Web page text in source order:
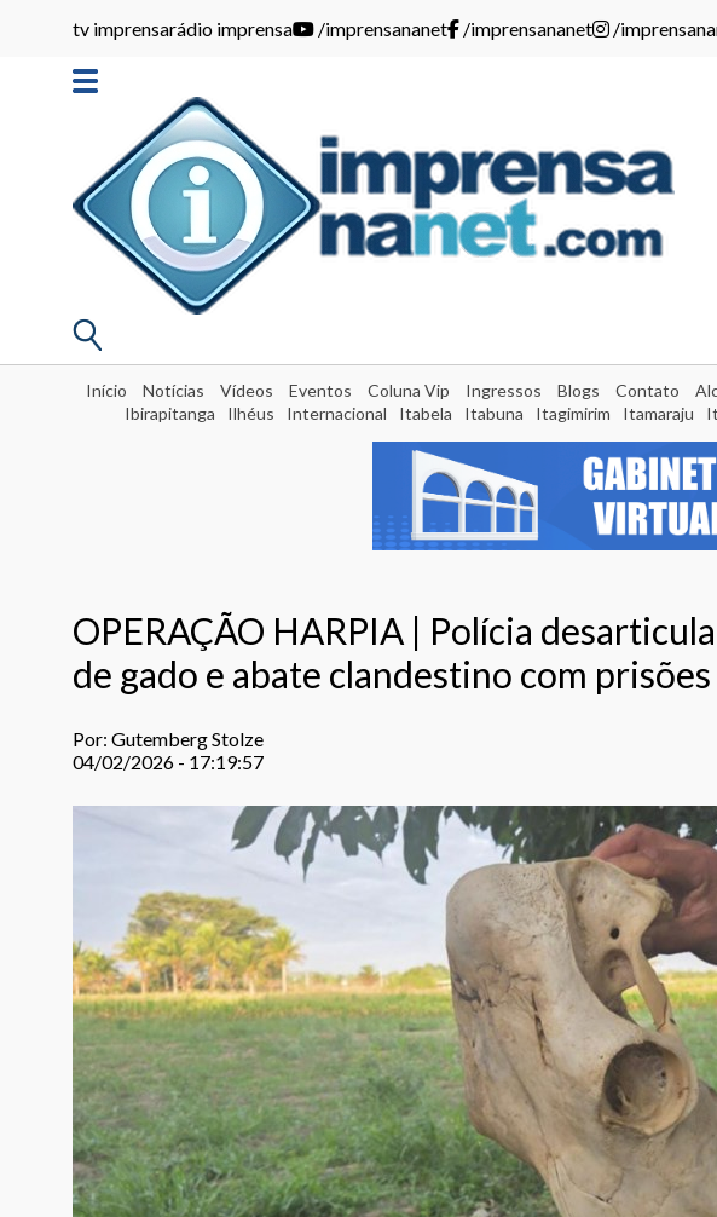
tv imprensarádio imprensa /imprensananet /imprensananet /
Início Notícias Vídeos Eventos Coluna Vip Ingressos Blogs Contato
Ibirapitanga
Ilhéus Internacional Itabela Itabuna Itagimirim Itamaraju
OPERAÇÃO HARPIA | Polícia
de gado e abate clandestino com
Por: Gutemberg Stolze
04/02/2026 - 17:19:57